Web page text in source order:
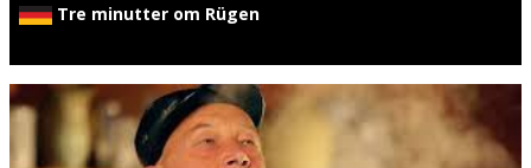
Tre minutter om Rügen